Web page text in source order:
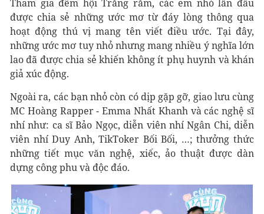
Tham gia đêm hội Trăng rằm, các em nhỏ lần đầu
được chia sẻ những ước mơ từ đáy lòng thông qua
hoạt động thú vị mang tên viết điều ước. Tại đây,
những ước mơ tuy nhỏ nhưng mang nhiều ý nghĩa lớn
lao đã được chia sẻ khiến không ít phụ huynh và khán
giả xúc động.
Ngoài ra, các bạn nhỏ còn có dịp gặp gỡ, giao lưu cùng
MC Hoàng Rapper - Emma Nhất Khanh và các nghệ sĩ
nhí như: ca sĩ Bảo Ngọc, diễn viên nhí Ngân Chi, diễn
viên nhí Duy Anh, TikToker Bối Bối, …; thưởng thức
những tiết mục văn nghệ, xiếc, ảo thuật được dàn
dựng công phu và độc đáo.